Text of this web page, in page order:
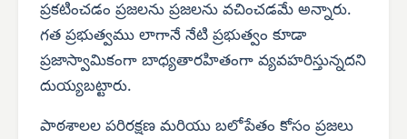
ప్రకటించడం ప్రజలను ప్రజలను వచించడమే అన్నారు.
గత ప్రభుత్వము లాగానే నేటి ప్రభుత్వం కూడా
ప్రజాస్వామికంగా బాధ్యతారహితంగా వ్యవహరిస్తున్నదని
దుయ్యబట్టారు.
పాఠశాలల పరిరక్షణ మరియు బలోపేతం కోసం ప్రజలు